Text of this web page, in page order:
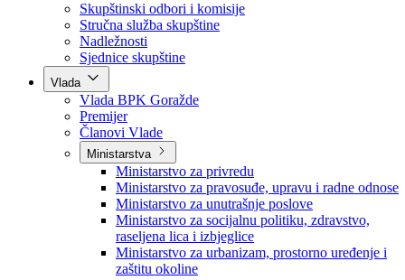
Poslanici po strankama
Poslanici po klubovima naroda
Kolegij skupštine
Skupštinski odbori i komisije
Stručna služba skupštine
Nadležnosti
Sjednice skupštine
Vlada
Vlada BPK Goražde
Premijer
Članovi Vlade
Ministarstva
Ministarstvo za privredu
Ministarstvo za pravosuđe, upravu i radne odnose
Ministarstvo za unutrašnje poslove
Ministarstvo za socijalnu politiku, zdravstvo,